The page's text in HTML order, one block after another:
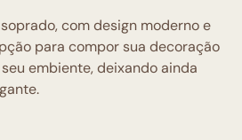
com design moderno e
para compor sua decoração
embiente, deixando ainda